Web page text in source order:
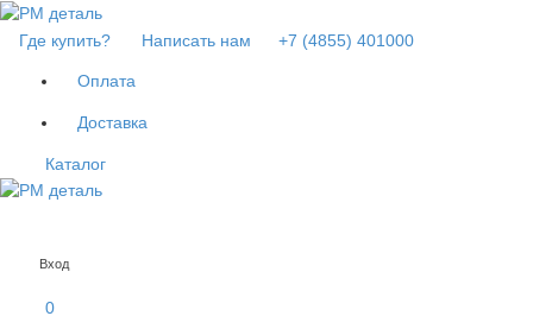
Где купить? Написать нам +7 (4855) 401000
Оплата
Доставка
Каталог
Вход
0